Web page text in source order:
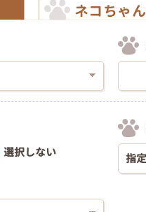
ネコちゃん
選択しない